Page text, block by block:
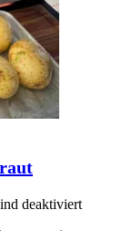
deaktiviert